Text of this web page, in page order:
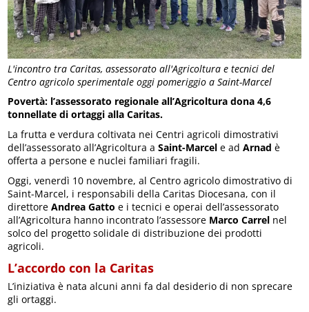
L'incontro tra Caritas, assessorato all'Agricoltura e tecnici del
Centro agricolo sperimentale oggi pomeriggio a Saint-Marcel
Povertà: l’assessorato regionale all’Agricoltura dona 4,6
tonnellate di ortaggi alla Caritas.
La frutta e verdura coltivata nei Centri agricoli dimostrativi
dell’assessorato all’Agricoltura aSaint-Marcel e ad Arnad è
offerta a persone e nuclei familiari fragili.
Oggi, venerdì 10 novembre, al Centro agricolo dimostrativo di
Saint-Marcel, i responsabili della Caritas Diocesana, con il
direttoreAndrea Gatto e i tecnici e operai dell’assessorato
all’Agricoltura hanno incontrato l’assessore Marco Carrel nel
solco del progetto solidale di distribuzione dei prodotti
agricoli.
L’accordo con la Caritas
L’iniziativa è nata alcuni anni fa dal desiderio di non sprecare
gli ortaggi.